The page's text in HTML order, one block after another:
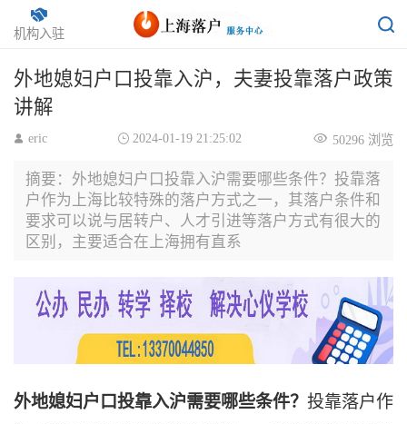
返回 居转户
机构入驻
外地媳妇户口投靠入沪，夫妻投靠落户政策
讲解
eric 2024-01-19 21:25:02 50296 浏览
摘要：外地媳妇户口投靠入沪需要哪些条件？投靠落
户作为上海比较特殊的落户方式之一，其落户条件和
要求可以说与居转户、人才引进等落户方式有很大的
区别，主要适合在上海拥有直系
外地媳妇户口投靠入沪需要哪些条件？ 投靠落户作